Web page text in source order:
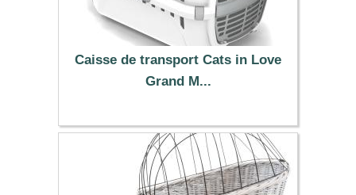
Caisse de transport Cats in Love
Grand M...
23.79 €